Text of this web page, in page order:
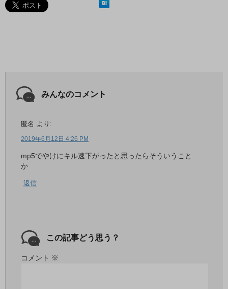
みんなのコメント
匿名 より:
2019年6月12日 4:26 PM
mp5でやけにキル速下がったと思ったらそういうこと
か
返信
この記事どう思う？
コメント ※